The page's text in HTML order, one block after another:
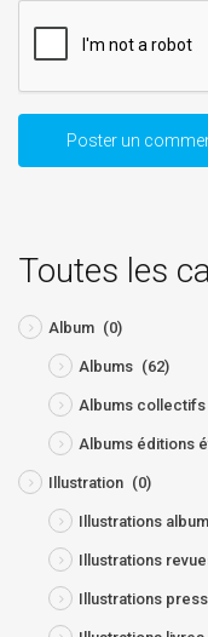
Toutes les
Album (0)
Albums (62)
Albums collectifs
Albums éditions
Illustration (0)
Illustrations
Illustrations
Illustrations